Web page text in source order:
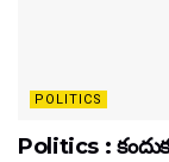
POLITICS
Politics :